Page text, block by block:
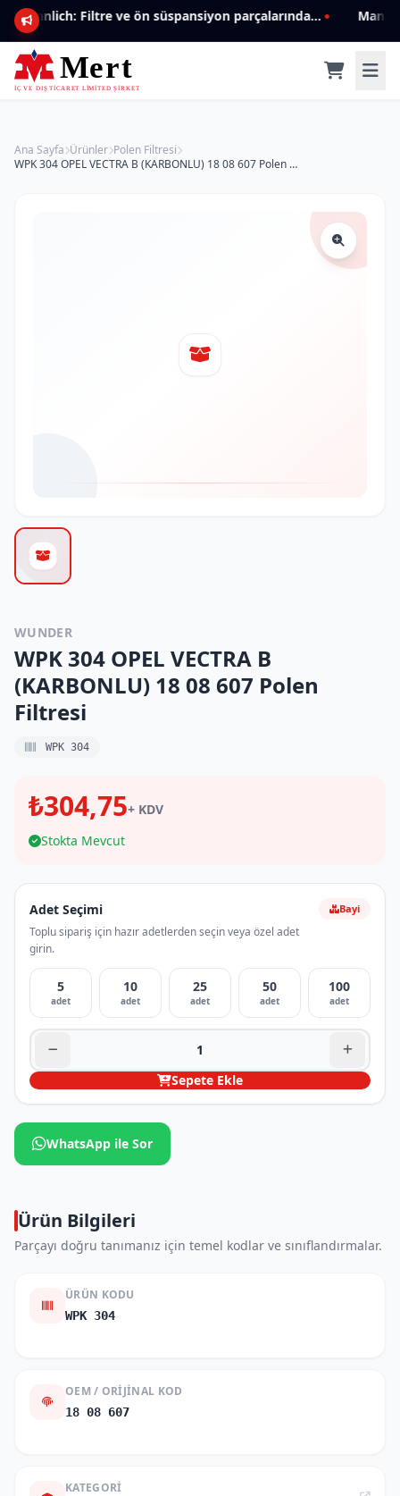
Mannlich: Filtre ve ön süspansiyon parçalarında genişleyen ürün yelpazesiyle kalite ve güven.
Ana Sayfa Ürünler Polen Filtresi
WPK 304 OPEL VECTRA B (KARBONLU) 18 08 607 Polen Filtresi
WUNDER
WPK 304 OPEL VECTRA B
(KARBONLU) 18 08 607 Polen
Filtresi
WPK 304
₺304,75+ KDV
Stokta Mevcut
Adet Seçimi
Toplu sipariş için hazır adetlerden seçin veya özel adet
girin.
Bayi
5
adet
10
adet
25
adet
50
adet
100
adet
Sepete Ekle
WhatsApp ile Sor
Ürün Bilgileri
Parçayı doğru tanımanız için temel kodlar ve sınıflandırmalar.
ÜRÜN KODU
WPK 304
OEM / ORIJINAL KOD
18 08 607
KATEGORI